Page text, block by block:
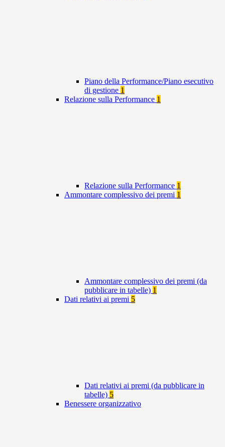
Piano della Performance/Piano esecutivo
di gestione 1
Relazione sulla Performance 1
Relazione sulla Performance 1
Ammontare complessivo dei premi 1
Ammontare complessivo dei premi (da
pubblicare in tabelle) 1
Dati relativi ai premi 5
Dati relativi ai premi (da pubblicare in
tabelle) 5
Benessere organizzativo